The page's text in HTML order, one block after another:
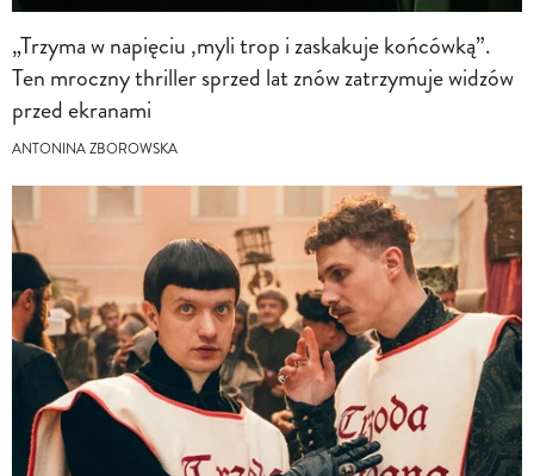
„Trzyma w napięciu ,myli trop i zaskakuje końcówką”.
Ten mroczny thriller sprzed lat znów zatrzymuje widzów
przed ekranami
ANTONINA ZBOROWSKA